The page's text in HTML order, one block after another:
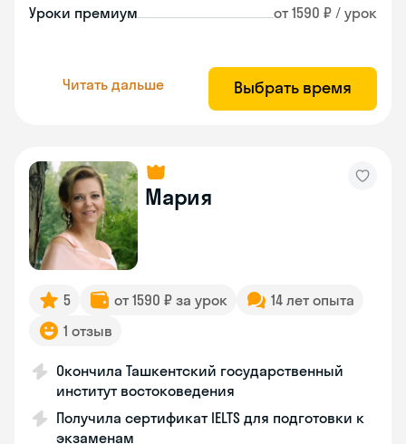
Уроки премиум от 1590 ₽ / урок
Читать дальше Выбрать время
Мария
5 от 1590 ₽ за урок
14 лет опыта
1 отзыв
Окончила Ташкентский государственный
институт востоковедения
Получила сертификат IELTS для подготовки к
экзаменам